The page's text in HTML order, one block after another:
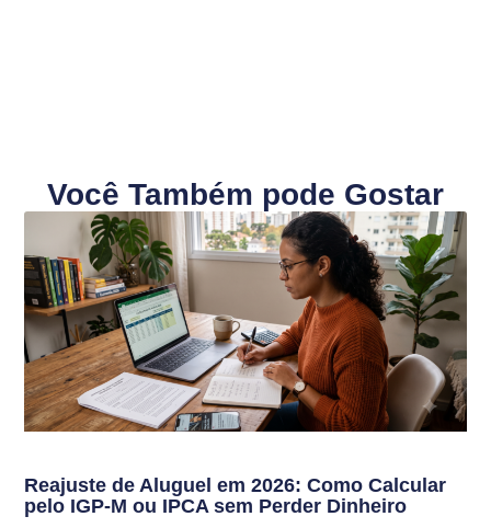
Você Também pode Gostar
Reajuste de Aluguel em 2026: Como Calcular
pelo IGP-M ou IPCA sem Perder Dinheiro